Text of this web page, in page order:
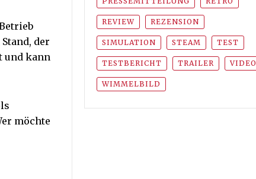
der
und kann
möchte
REVIEW REZENSION
SIMULATION STEAM TEST
TESTBERICHT TRAILER VIDEO
WIMMELBILD